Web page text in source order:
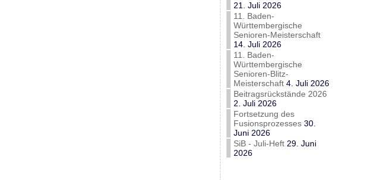
21. Juli 2026
11. Baden-
Württembergische
Senioren-Meisterschaft
14. Juli 2026
11. Baden-
Württembergische
Senioren-Blitz-
Meisterschaft 4. Juli 2026
Beitragsrückstände 2026
2. Juli 2026
Fortsetzung des
Fusionsprozesses 30.
Juni 2026
SiB - Juli-Heft 29. Juni
2026